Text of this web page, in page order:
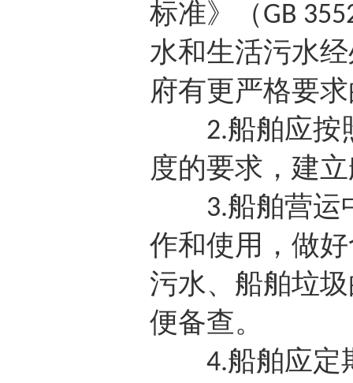
标准》（GB
水和生活污水
府有更严格要
2.船舶应按
度的要求，建
3.船舶营运
作和使用，做
污水、船舶垃
便备查。
4.船舶应定